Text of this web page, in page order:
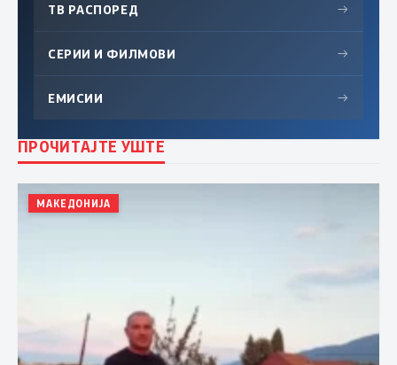
ТВ РАСПОРЕД →
СЕРИИ И ФИЛМОВИ →
ЕМИСИИ →
ПРОЧИТАЈТЕ УШТЕ
МАКЕДОНИЈА